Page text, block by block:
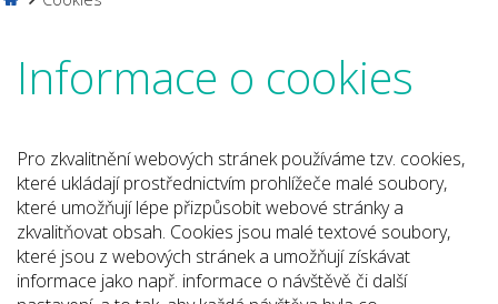
Informace o cookies
Pro zkvalitnění webových stránek používáme tzv. cookies,
které ukládají prostřednictvím prohlížeče malé soubory,
které umožňují lépe přizpůsobit webové stránky a
zkvalitňovat obsah. Cookies jsou malé textové soubory,
které jsou z webových stránek a umožňují získávat
informace jako např. informace o návštěvě či další